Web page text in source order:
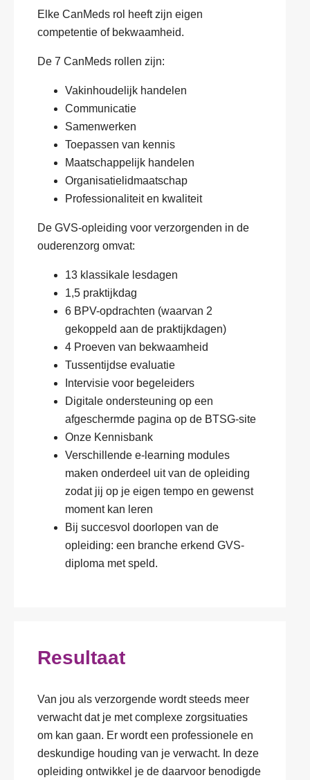
Elke CanMeds rol heeft zijn eigen
competentie of bekwaamheid.
De 7 CanMeds rollen zijn:
Vakinhoudelijk handelen
Communicatie
Samenwerken
Toepassen van kennis
Maatschappelijk handelen
Organisatielidmaatschap
Professionaliteit en kwaliteit
De GVS-opleiding voor verzorgenden in de
ouderenzorg omvat:
13 klassikale lesdagen
1,5 praktijkdag
6 BPV-opdrachten (waarvan 2
gekoppeld aan de praktijkdagen)
4 Proeven van bekwaamheid
Tussentijdse evaluatie
Intervisie voor begeleiders
Digitale ondersteuning op een
afgeschermde pagina op de BTSG-site
Onze Kennisbank
Verschillende e-learning modules
maken onderdeel uit van de opleiding
zodat jij op je eigen tempo en gewenst
moment kan leren
Bij succesvol doorlopen van de
opleiding: een branche erkend GVS-
diploma met speld.
Resultaat
Van jou als verzorgende wordt steeds meer
verwacht dat je met complexe zorgsituaties
om kan gaan. Er wordt een professionele en
deskundige houding van je verwacht. In deze
opleiding ontwikkel je de daarvoor benodigde